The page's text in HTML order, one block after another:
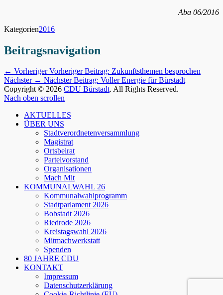
Aba 06/2016
Kategorien2016
Beitragsnavigation
← Vorheriger Vorheriger Beitrag: Zukunftsthemen besprochen
Nächster → Nächster Beitrag: Voller Energie für Bürstadt
Copyright © 2026 CDU Bürstadt. All Rights Reserved.
Nach oben scrollen
AKTUELLES
ÜBER UNS
Stadtverordnetenversammlung
Magistrat
Ortsbeirat
Parteivorstand
Organisationen
Mach Mit
KOMMUNALWAHL 26
Kommunalwahlprogramm
Stadtparlament 2026
Bobstadt 2026
Riedrode 2026
Kreistagswahl 2026
Mitmachwerkstatt
Spenden
80 JAHRE CDU
KONTAKT
Impressum
Datenschutzerklärung